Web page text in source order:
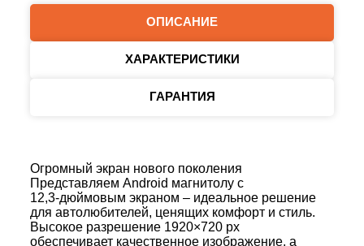
ОПИСАНИЕ
ХАРАКТЕРИСТИКИ
ГАРАНТИЯ
Огромный экран нового поколения
Представляем Android магнитолу с
12,3‑дюймовым экраном – идеальное решение
для автолюбителей, ценящих комфорт и стиль.
Высокое разрешение 1920×720 px
обеспечивает качественное изображение, а